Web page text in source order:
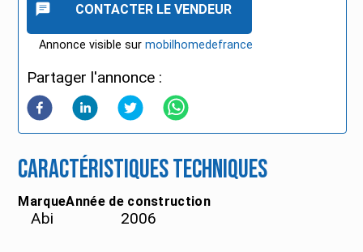
CONTACTER LE VENDEUR
Annonce visible surmobilhomedefrance
Partager l'annonce :
Caractéristiques techniques
Marque
Abi
Année de construction
2006